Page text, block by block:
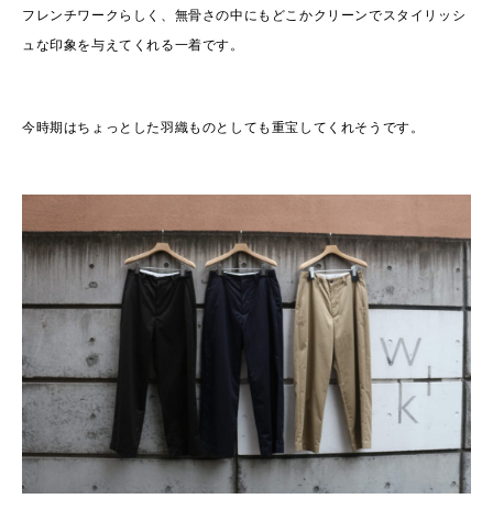
フレンチワークらしく、無骨さの中にもどこかクリーンでスタイリッシ
ュな印象を与えてくれる一着です。
今時期はちょっとした羽織ものとしても重宝してくれそうです。